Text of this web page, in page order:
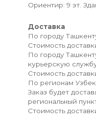
Ориентир: 9 эт.
Доставка
По городу
Стоимость
По городу
курьерскую
Стоимость
По регионам
Заказ будет
региональный
Стоимость